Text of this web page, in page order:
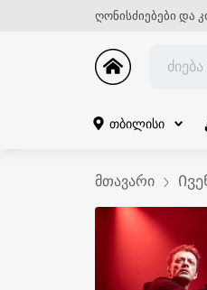
ღონისძიებები და
თბილისი
მთავარი